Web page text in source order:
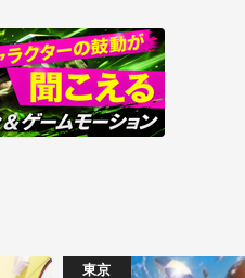
東京